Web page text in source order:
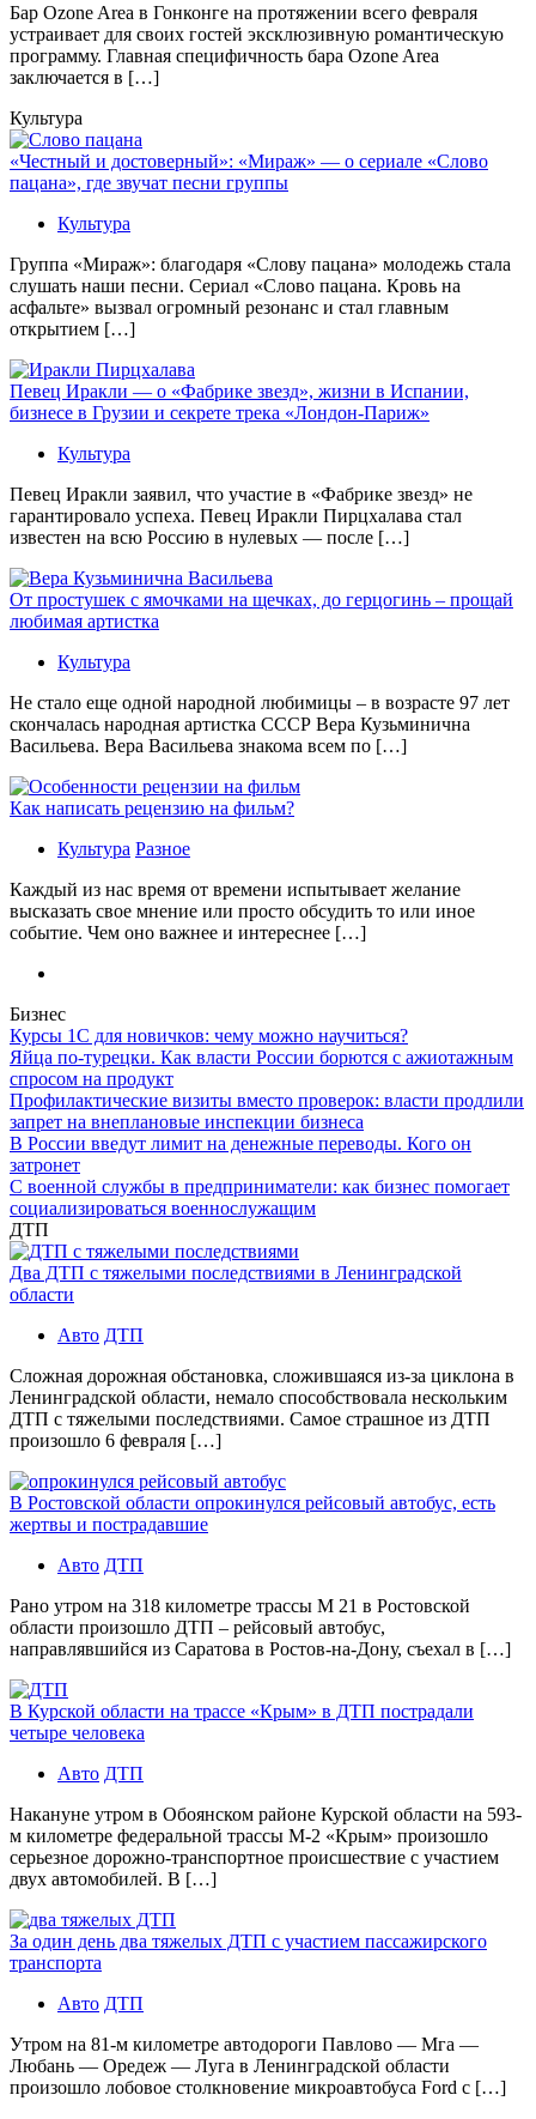
Бaр Ozone Area в Гонконге на протяжении всего февраля
устраивает для своих гостей эксклюзивную романтическую
программу. Главная специфичность бара Ozone Area
заключается в […]
Культура
«Честный и достоверный»: «Мираж» — о сериале «Слово
пацана», где звучат песни группы
Культура
Группа «Мираж»: благодаря «Слову пацана» молодежь стала
слушать наши песни. Сериал «Слово пацана. Кровь на
асфальте» вызвал огромный резонанс и стал главным
открытием […]
Певец Иракли — о «Фабрике звезд», жизни в Испании,
бизнесе в Грузии и секрете трека «Лондон-Париж»
Культура
Певец Иракли заявил, что участие в «Фабрике звезд» не
гарантировало успеха. Певец Иракли Пирцхалава стал
известен на всю Россию в нулевых — после […]
От простушек с ямочками на щечках, до герцогинь – прощай
любимая артистка
Культура
Не стало еще одной народной любимицы – в возрасте 97 лет
скончалась народная артистка СССР Вера Кузьминична
Васильева. Вера Васильева знакома всем по […]
Как написать рецензию на фильм?
Культура Разное
Каждый из нас время от времени испытывает желание
высказать свое мнение или просто обсудить то или иное
событие. Чем оно важнее и интереснее […]
Бизнес
Курсы 1С для новичков: чему можно научиться?
Яйца по-турецки. Как власти России борются с ажиотажным
спросом на продукт
Профилактические визиты вместо проверок: власти продлили
запрет на внеплановые инспекции бизнеса
В России введут лимит на денежные переводы. Кого он
затронет
С военной службы в предприниматели: как бизнес помогает
социализироваться военнослужащим
ДТП
Два ДТП с тяжелыми последствиями в Ленинградской
области
Авто ДТП
Сложная дорожная обстановка, сложившаяся из-за циклона в
Ленинградской области, немало способствовала нескольким
ДТП с тяжелыми последствиями. Самое страшное из ДТП
произошло 6 февраля […]
В Ростовской области опрокинулся рейсовый автобус, есть
жертвы и пострадавшие
Авто ДТП
Рано утром на 318 километре трассы М 21 в Ростовской
области произошло ДТП – рейсовый автобус,
направлявшийся из Саратова в Ростов-на-Дону, съехал в […]
В Курской области на трассе «Крым» в ДТП пострадали
четыре человека
Авто ДТП
Накануне утром в Обоянском районе Курской области на 593-
м километре федеральной трассы М-2 «Крым» произошло
серьезное дорожно-транспортное происшествие с участием
двух автомобилей. В […]
За один день два тяжелых ДТП с участием пассажирского
транспорта
Авто ДТП
Утром на 81-м километре автодороги Павлово — Мга —
Любань — Оредеж — Луга в Ленинградской области
произошло лобовое столкновение микроавтобуса Ford с […]